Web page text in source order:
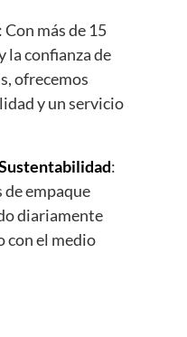
: Con más de 15
la confianza de
ofrecemos
y un servicio
:
empaque
diariamente
con el medio